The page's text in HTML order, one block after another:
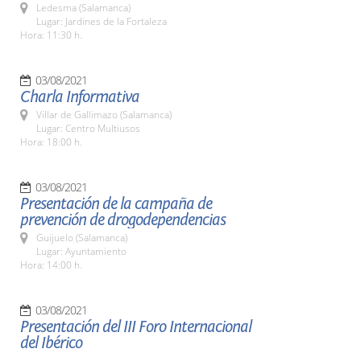
Ledesma (Salamanca)
Lugar: Jardines de la Fortaleza
Hora: 11:30 h.
03/08/2021
Charla Informativa
Villar de Gallimazo (Salamanca)
Lugar: Centro Multiusos
Hora: 18:00 h.
03/08/2021
Presentación de la campaña de
prevención de drogodependencias
Guijuelo (Salamanca)
Lugar: Ayuntamiento
Hora: 14:00 h.
03/08/2021
Presentación del III Foro Internacional
del Ibérico